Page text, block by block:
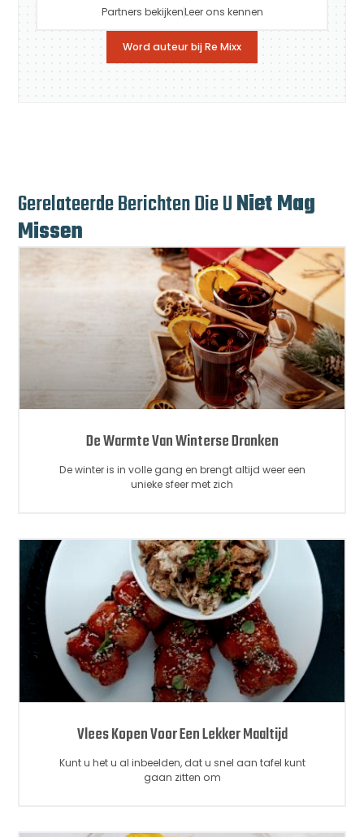
Partners bekijkenLeer ons kennen
Word auteur bij Re Mixx
Gerelateerde Berichten Die UNiet Mag
Missen
De Warmte Van Winterse Dranken
De winter is in volle gang en brengt altijd weer een
unieke sfeer met zich
Vlees Kopen Voor Een Lekker Maaltijd
Kunt u het u al inbeelden, dat u snel aan tafel kunt
gaan zitten om